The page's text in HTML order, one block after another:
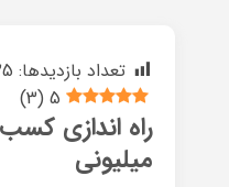
تعداد بازدیدها:
5
(
3
)
راه اندازی
میلیونی